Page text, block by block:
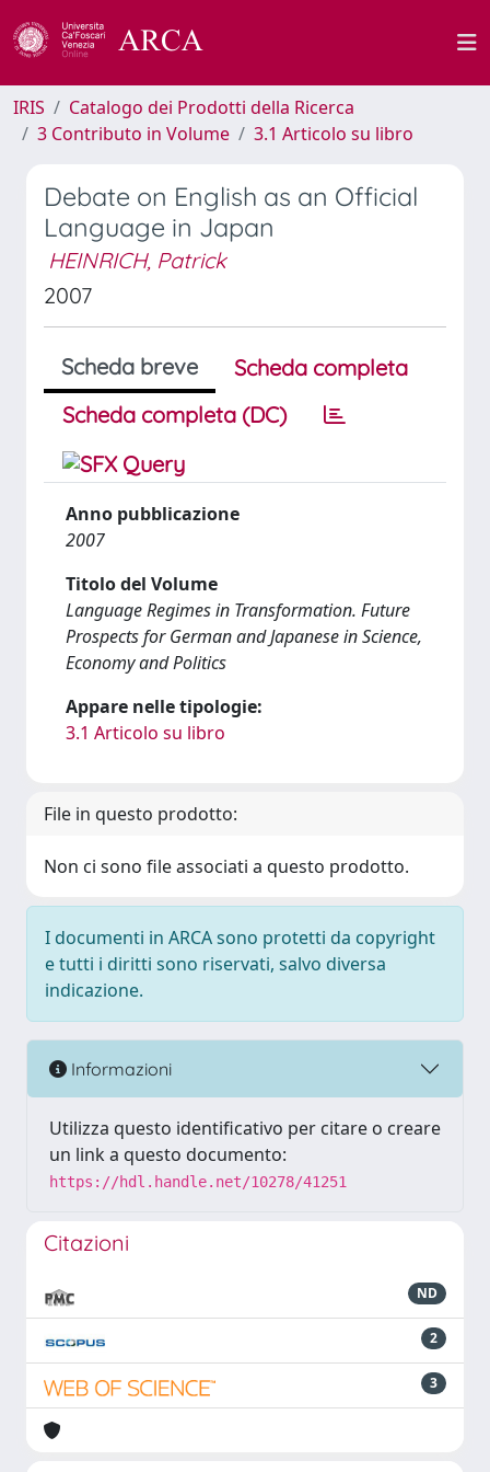
IRIS
Catalogo dei Prodotti della Ricerca
3 Contributo in Volume
3.1 Articolo su libro
Debate on English as an Official
Language in Japan
HEINRICH, Patrick
2007
Scheda breve
Scheda completa
Scheda completa (DC)
Anno pubblicazione
2007
Titolo del Volume
Language Regimes in Transformation. Future
Prospects for German and Japanese in Science,
Economy and Politics
Appare nelle tipologie:
3.1 Articolo su libro
File in questo prodotto:
Non ci sono file associati a questo prodotto.
I documenti in ARCA sono protetti da copyright
e tutti i diritti sono riservati, salvo diversa
indicazione.
Informazioni
Utilizza questo identificativo per citare o creare
un link a questo documento:
https://hdl.handle.net/10278/41251
Citazioni
ND
2
3